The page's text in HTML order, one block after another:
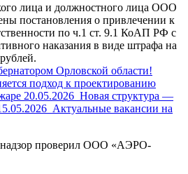
лица и должностного лица ООО
постановления о привлечении к
по ч.1 ст. 9.1 КоАП РФ с
наказания в виде штрафа на
Орловской области!
подход к проектированию
20.05.2026 Новая структура —
Актуальные вакансии на
проверил ООО «АЭРО-